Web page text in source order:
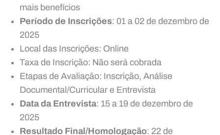
mais benefícios
Período de Inscrições: 01 a 02 de dezembro de
2025
Local das Inscrições: Online
Taxa de Inscrição: Não será cobrada
Etapas de Avaliação: Inscrição, Análise
Documental/Curricular e Entrevista
Data da Entrevista: 15 a 19 de dezembro de
2025
Resultado Final/Homologação: 22 de